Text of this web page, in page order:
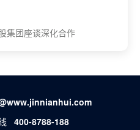
集团座谈深化合作
400-8788-188